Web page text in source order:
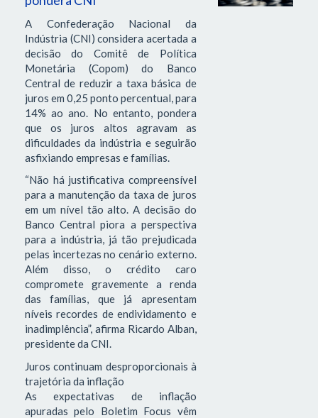
A Confederação Nacional da
Indústria (CNI) considera acertada a
decisão do Comitê de Política
Monetária (Copom) do Banco
Central de reduzir a taxa básica de
juros em 0,25 ponto percentual, para
14% ao ano. No entanto, pondera
que os juros altos agravam as
dificuldades da indústria e seguirão
asfixiando empresas e famílias.
“Não há justificativa compreensível
para a manutenção da taxa de juros
em um nível tão alto. A decisão do
Banco Central piora a perspectiva
para a indústria, já tão prejudicada
pelas incertezas no cenário externo.
Além disso, o crédito caro
compromete gravemente a renda
das famílias, que já apresentam
níveis recordes de endividamento e
inadimplência”, afirma Ricardo Alban,
presidente da CNI.
Juros continuam desproporcionais à
trajetória da inflação
As expectativas de inflação
apuradas pelo Boletim Focus vêm